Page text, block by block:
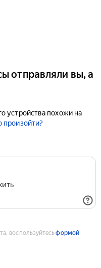
отправляли вы, а
устройства похожи на
произойти?
воспользуйтесьформой